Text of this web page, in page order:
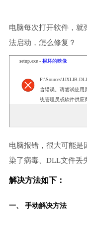
电脑每次打开软件，就
法启动，怎么修复？
setup.exe - 损坏的映像
含错误。请尝试使用
统管理员或软件供应
电脑报错，很大可能是
染了病毒、DLL文件丢
解决方法如下：
一、 手动解决方法